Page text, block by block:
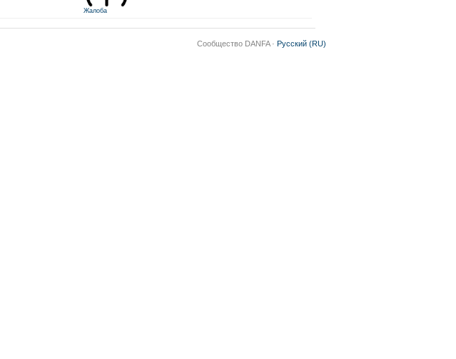
Жалоба
Сообщество DANFA · Русский (RU)